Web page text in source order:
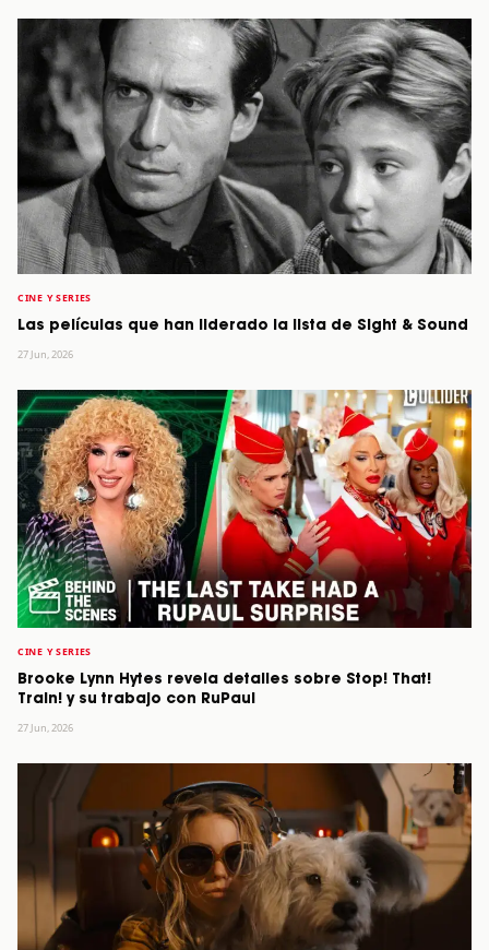
CINE Y SERIES
Las películas que han liderado la lista de Sight & Sound
27 Jun, 2026
CINE Y SERIES
Brooke Lynn Hytes revela detalles sobre Stop! That!
Train! y su trabajo con RuPaul
27 Jun, 2026